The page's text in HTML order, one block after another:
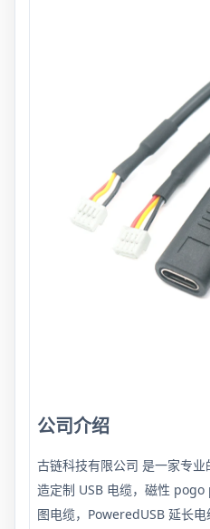
公司介绍
古链科技有限公司 是一家专业
造定制 USB 电缆，磁性
图电缆，PoweredUSB 延长